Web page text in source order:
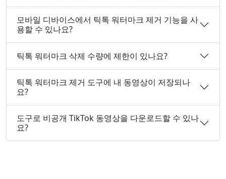
모바일 디바이스에서 틱톡 워터마크 제거 기능을 사
용할 수 있나요?
틱톡 워터마크 삭제 수량에 제한이 있나요?
틱톡 워터마크 제거 도구에 내 동영상이 저장되나
요?
도구로 비공개 TikTok 동영상을 다운로드할 수 있나
요?